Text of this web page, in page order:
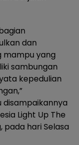
dan
mampu yang
sambungan
kepedulian
disampaikannya
Light Up The
pada hari Selasa